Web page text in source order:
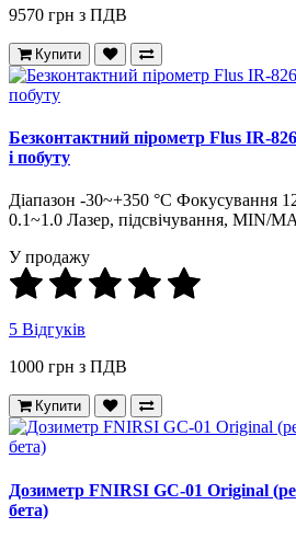
9570 грн з ПДВ
Купити
Безконтактний пірометр Flus IR-
і побуту
Діапазон -30~+350 °С Фокусування
0.1~1.0 Лазер, підсвічування, MIN/
У продажу
5 Відгуків
1000 грн з ПДВ
Купити
Дозиметр FNIRSI GC-01 Original
бета)